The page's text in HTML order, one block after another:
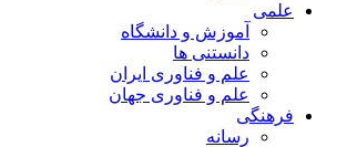
علمی
آموزش و دانشگاه
دانستنی ها
علم و فناوری ایران
علم و فناوری جهان
فرهنگی
رسانه